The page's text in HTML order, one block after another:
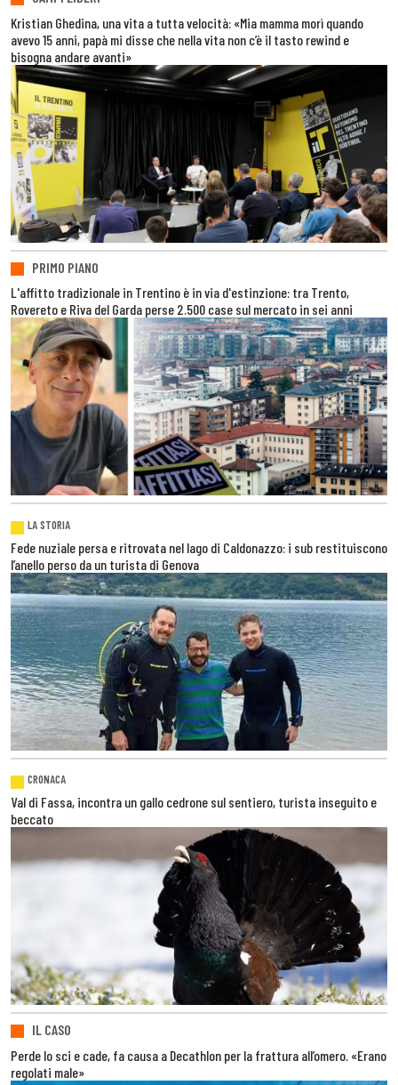
Kristian Ghedina, una vita a tutta velocità: «Mia mamma morì quando
avevo 15 anni, papà mi disse che nella vita non c’è il tasto rewind e
bisogna andare avanti»
PRIMO PIANO
L'affitto tradizionale in Trentino è in via d'estinzione: tra Trento,
Rovereto e Riva del Garda perse 2.500 case sul mercato in sei anni
LA STORIA
Fede nuziale persa e ritrovata nel lago di Caldonazzo: i sub restituiscono
l’anello perso da un turista di Genova
CRONACA
Val di Fassa, incontra un gallo cedrone sul sentiero, turista inseguito e
beccato
IL CASO
Perde lo sci e cade, fa causa a Decathlon per la frattura all’omero. «Erano
regolati male»